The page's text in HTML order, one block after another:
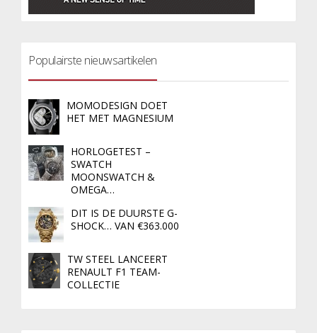
Populairste nieuwsartikelen
MOMODESIGN DOET
HET MET MAGNESIUM
HORLOGETEST –
SWATCH
MOONSWATCH &
OMEGA…
DIT IS DE DUURSTE G-
SHOCK… VAN €363.000
TW STEEL LANCEERT
RENAULT F1 TEAM-
COLLECTIE